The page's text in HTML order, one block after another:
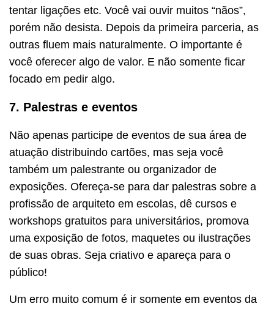
tentar ligações etc. Você vai ouvir muitos “nãos”,
porém não desista. Depois da primeira parceria, as
outras fluem mais naturalmente. O importante é
você oferecer algo de valor. E não somente ficar
focado em pedir algo.
7. Palestras e eventos
Não apenas participe de eventos de sua área de
atuação distribuindo cartões, mas seja você
também um palestrante ou organizador de
exposições. Ofereça-se para dar palestras sobre a
profissão de arquiteto em escolas, dê cursos e
workshops gratuitos para universitários, promova
uma exposição de fotos, maquetes ou ilustrações
de suas obras. Seja criativo e apareça para o
público!
Um erro muito comum é ir somente em eventos da